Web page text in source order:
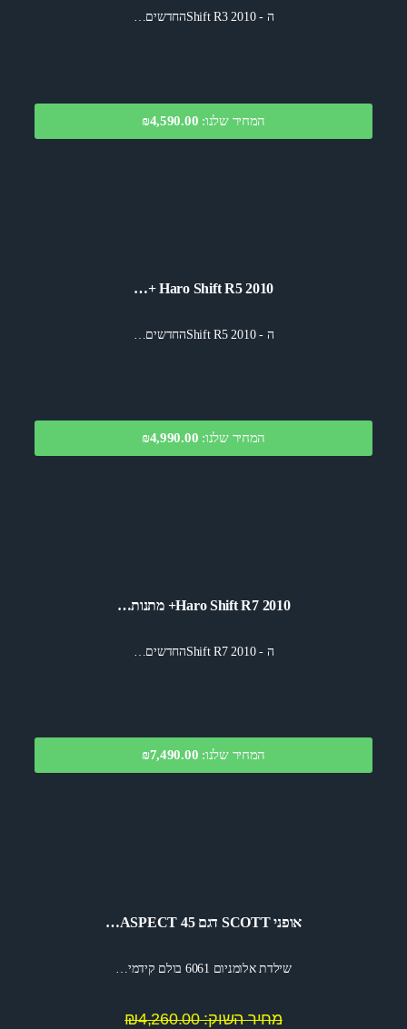
ה - Shift R3 2010החדשים…
המחיר שלנו: ₪4,590.00
Haro Shift R5 2010 +…
ה - Shift R5 2010החדשים…
המחיר שלנו: ₪4,990.00
Haro Shift R7 2010+ מתנות…
ה - Shift R7 2010החדשים…
המחיר שלנו: ₪7,490.00
אופני SCOTT דגם ASPECT 45…
שילדת אלומניום 6061 בולם קידמי…
מחיר השוק: ₪4,260.00